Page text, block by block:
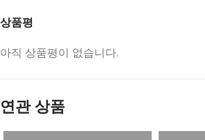
상품평
아직 상품평이 없습니다.
연관 상품